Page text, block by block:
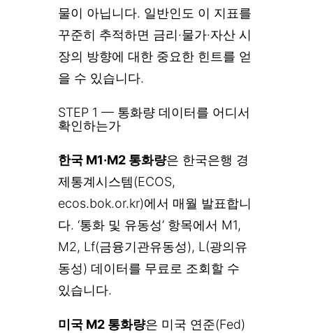
물이 아닙니다. 일반인도 이 지표를
꾸준히 추적하면 금리·물가·자산 시
장의 방향에 대한 중요한 힌트를 얻
을 수 있습니다.
STEP 1 — 통화량 데이터를 어디서
확인하는가
한국 M1·M2 통화량은 한국은행 경
제통계시스템(ECOS,
ecos.bok.or.kr)에서 매월 발표합니
다. ‘통화 및 유동성’ 항목에서 M1,
M2, Lf(금융기관유동성), L(광의유
동성) 데이터를 무료로 조회할 수
있습니다.
미국 M2 통화량은 미국 연준(Fed)